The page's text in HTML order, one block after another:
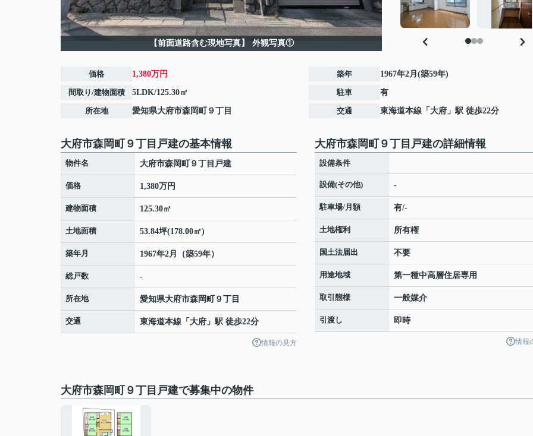
【前面道路含む現地写真】 外観写真①
価格 1,380万円
間取り/建物面積 5LDK/125.30㎡
所在地 愛知県大府市森岡町 ９丁目
築年 1967年2月(築59年)
駐車 有
交通 東海道本線 「 大府 」駅 徒歩22分
大府市森岡町９丁目戸建の基本情報
物件名 大府市森岡町９丁目戸建
価格 1,380万円
建物面積 125.30㎡
土地面積 53.84坪(178.00㎡)
築年月 1967年2月（築59年）
総戸数 -
所在地 愛知県大府市森岡町 ９丁目
交通 東海道本線 「 大府 」駅 徒歩22分
情報の見方
大府市森岡町９丁目戸建の詳細情報
設備条件
設備(その他) -
駐車場/月額 有/-
土地権利 所有権
国土法届出 不要
用途地域 第一種中高層住居専用
取引態様 一般媒介
引渡し 即時
情報
大府市森岡町９丁目戸建で募集中の物件